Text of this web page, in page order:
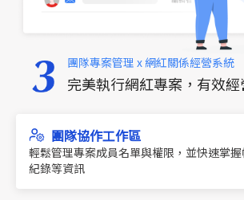
團隊專案管理 x 網紅關係經營系統
完美執行網紅專案，有效經
團隊協作工作區
輕鬆管理專案成員名單與權限，並快速掌
紀錄等資訊